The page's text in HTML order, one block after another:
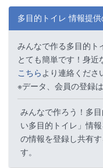
多目的トイレ 情報提
みんなで作る多目的ト
とても簡単です！身近
こちらより連絡くださ
※データ、会員の登録
みんなで作ろう！多
い多目的トイレ」情
の情報を登録し共有
す。